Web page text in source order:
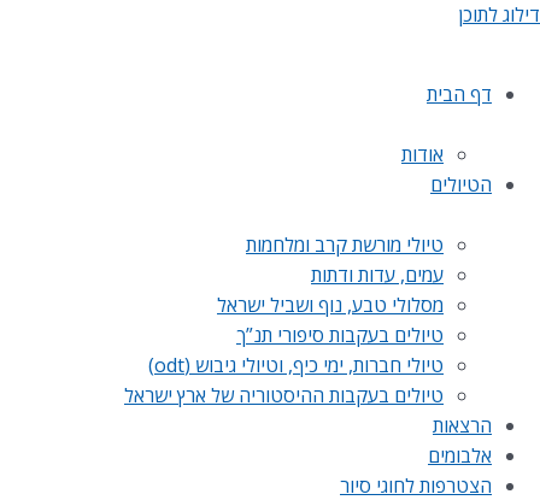
דילוג לתוכן
דף הבית
אודות
הטיולים
טיולי מורשת קרב ומלחמות
עמים, עדות ודתות
מסלולי טבע, נוף ושביל ישראל
טיולים בעקבות סיפורי תנ”ך
טיולי חברות, ימי כיף, וטיולי גיבוש (odt)
טיולים בעקבות ההיסטוריה של ארץ ישראל
הרצאות
אלבומים
הצטרפות לחוגי סיור